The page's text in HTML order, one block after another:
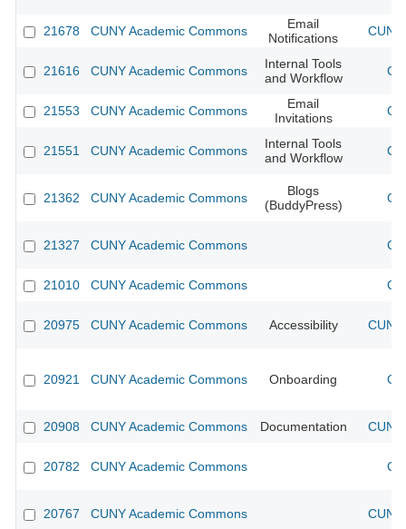
21678 CUNY Academic Commons
Email
Notifications
21616 CUNY Academic Commons
Internal Tools
and Workflow
21553 CUNY Academic Commons
Email
Invitations
21551 CUNY Academic Commons
Internal Tools
and Workflow
21362 CUNY Academic Commons
Blogs
(BuddyPress)
21327 CUNY Academic Commons
21010 CUNY Academic Commons
20975 CUNY Academic Commons Accessibility
20921 CUNY Academic Commons Onboarding
20908 CUNY Academic Commons Documentation
20782 CUNY Academic Commons
20767 CUNY Academic Commons